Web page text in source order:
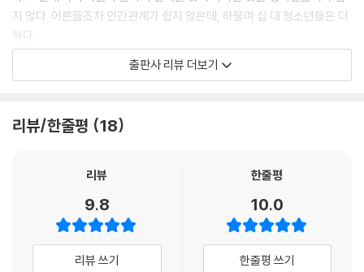
지 않다. 어른들조차 인간관계가 쉽지 않은데, 하물며 십 대 청소년들은 더
하다.
몸과 마음이 쑥쑥 자라는 질풍노도의 시기를 보내며 변화무쌍한 ‘나’란 존
친근하게 여겨졌던 친구와 갑자기 멀어지기도 하고, 내 마음이 이성 친구
으로 상처받기도 하고, 집단 속에 맥없이 휩쓸리는 것 같아 우울해지기도
앞으로 더 많은 사람들, 더 많은 단체, 집단에 소속되어 살아갈 날이 두렵게
느껴진다. 상처받지 않고 나 그리고 다른 사람과 관계를 잘 맺어 나가는 건
나만 어려운 일일까?
출판사 리뷰 더보기
리뷰/한줄평 18
리뷰
9.8
리뷰 쓰기
한줄평
10.0
한줄평 쓰기